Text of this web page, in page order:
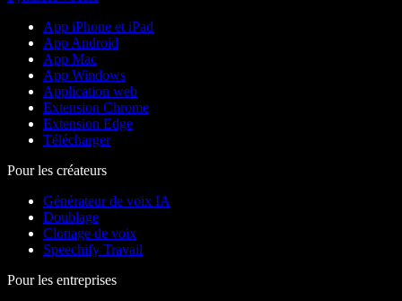
App iPhone et iPad
App Android
App Mac
App Windows
Application web
Extension Chrome
Extension Edge
Télécharger
Pour les créateurs
Générateur de voix IA
Doublage
Clonage de voix
Speechify Travail
Pour les entreprises